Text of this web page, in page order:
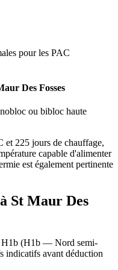
pour les PAC
Des Fosses
ou bibloc haute
et 225 jours de chauffage,
capable d'alimenter
est également pertinente
St Maur Des
H1b (H1b — Nord semi-
indicatifs avant déduction